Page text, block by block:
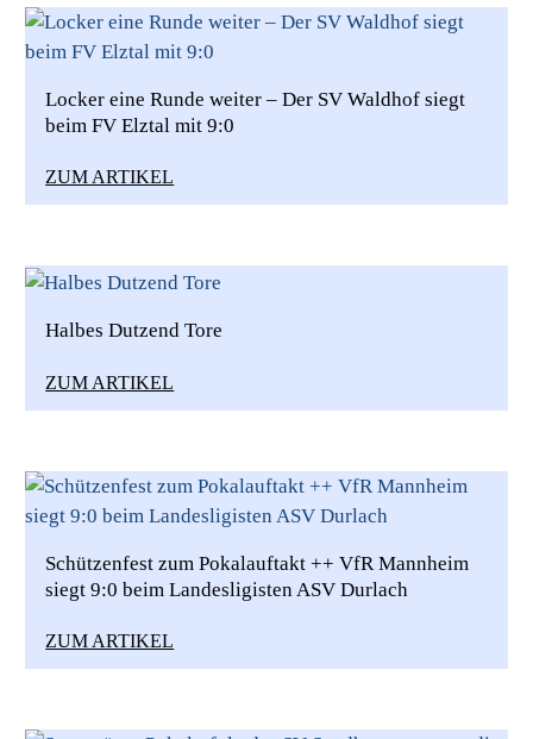
Locker eine Runde weiter – Der SV Waldhof siegt
beim FV Elztal mit 9:0
ZUM ARTIKEL
Halbes Dutzend Tore
ZUM ARTIKEL
Schützenfest zum Pokalauftakt ++ VfR Mannheim
siegt 9:0 beim Landesligisten ASV Durlach
ZUM ARTIKEL